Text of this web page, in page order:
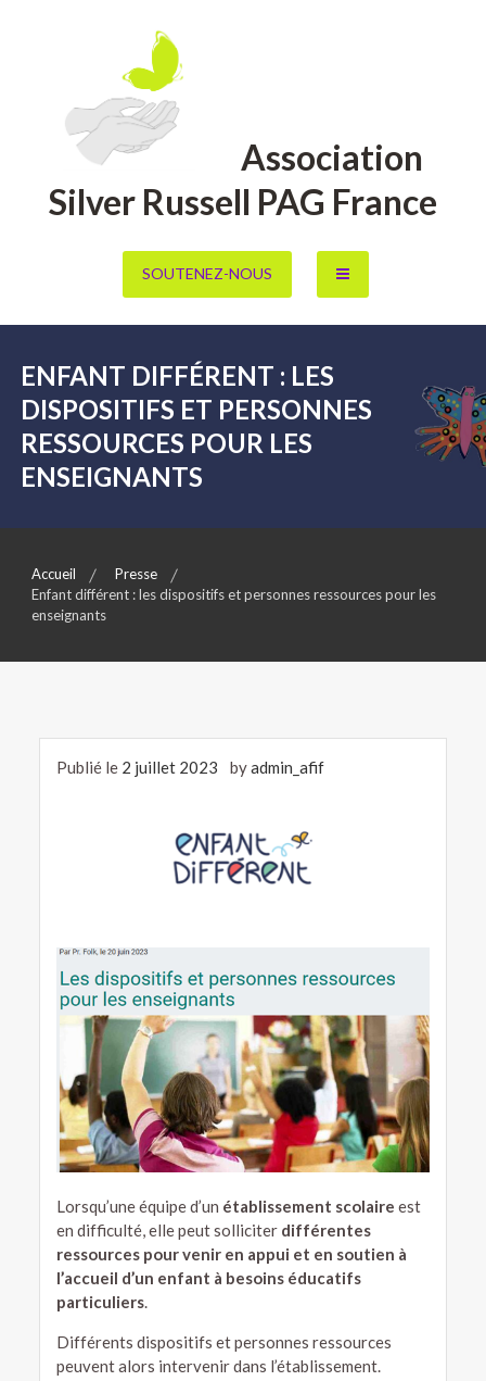
Association
Silver Russell PAG France
SOUTENEZ-NOUS
ENFANT DIFFÉRENT : LES
DISPOSITIFS ET PERSONNES
RESSOURCES POUR LES
ENSEIGNANTS
Accueil
Presse
Enfant différent : les dispositifs et personnes ressources pour les
enseignants
Publié le 2 juillet 2023 byadmin_afif
Lorsqu’une équipe d’un établissement scolaire est
en difficulté, elle peut solliciter différentes
ressources pour venir en appui et en soutien à
l’accueil d’un enfant à besoins éducatifs
particuliers.
Différents dispositifs et personnes ressources
peuvent alors intervenir dans l’établissement.